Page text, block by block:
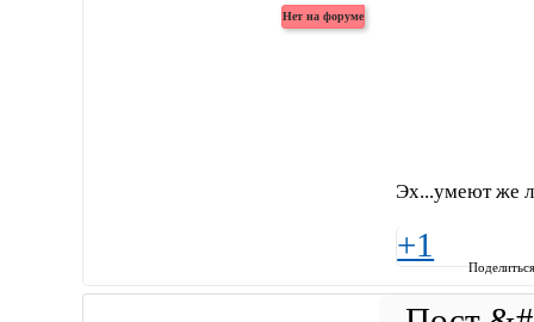
Эх...умеют же
+1